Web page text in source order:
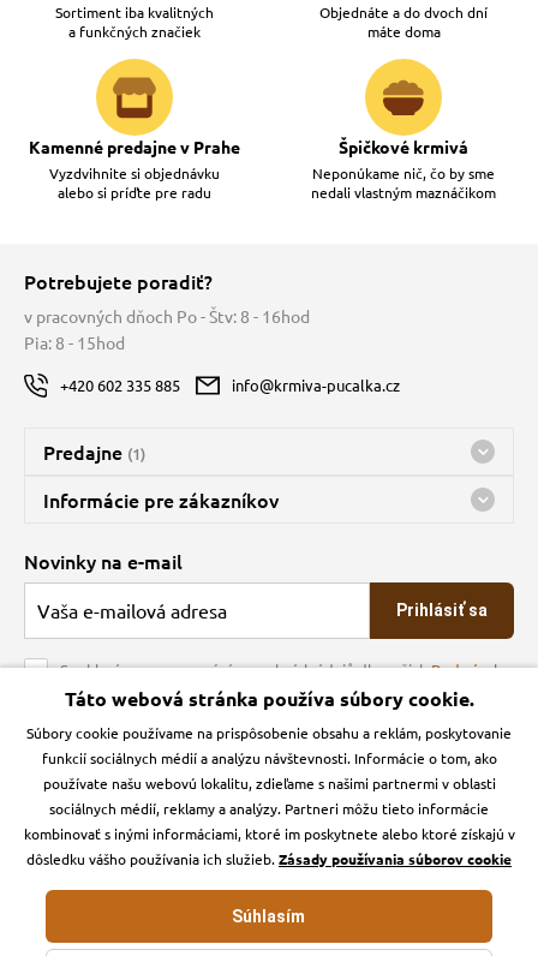
Sortiment iba kvalitných
a funkčných značiek
Objednáte a do dvoch dní
máte doma
Kamenné predajne v Prahe
Vyzdvihnite si objednávku
alebo si príďte pre radu
Špičkové krmivá
Neponúkame nič, čo by sme
nedali vlastným maznáčikom
Potrebujete poradiť?
v pracovných dňoch Po - Štv: 8 - 16hod
Pia: 8 - 15hod
+420 602 335 885 info@krmiva-pucalka.cz
Predajne (1)
Predajňa a sklad Kbely
Bohužiaľ, momentálne máme zatvorené
Informácie pre zákazníkov
O spoločnosti
Veľkoobchod
Obchodné podmienky
Kontakt
Podmienky ochrany osobných údajov
Zásady používanie cookies a Google Analytics
Novinky na e-mail
Prihlásiť sa
Souhlasím se zpracováním osobních údajů dle našichPodmínek
ochrany osobních údajů
Krmiva Pučálka na sociálnych sieťach
Instagran Facebook
Táto webová stránka používa súbory cookie.
Súbory cookie používame na prispôsobenie obsahu a reklám, poskytovanie
funkcií sociálnych médií a analýzu návštevnosti. Informácie o tom, ako
používate našu webovú lokalitu, zdieľame s našimi partnermi v oblasti
sociálnych médií, reklamy a analýzy. Partneri môžu tieto informácie
kombinovať s inými informáciami, ktoré im poskytnete alebo ktoré získajú v
dôsledku vášho používania ich služieb.Zásady používania súborov cookie
Súhlasím